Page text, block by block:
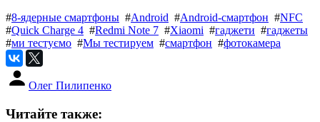
#8-ядерные смартфоны #Android #Android-смартфон #NFC
#Quick Charge 4 #Redmi Note 7 #Xiaomi #гаджети #гаджеты
#ми тестуємо #Мы тестируем #смартфон #фотокамера
Олег Пилипенко
Читайте также: